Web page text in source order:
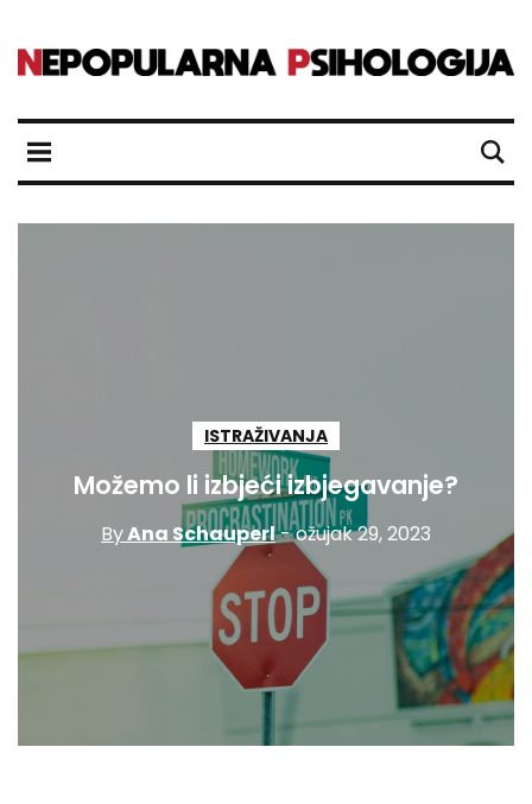
ISTRAŽIVANJA
Možemo li izbjeći izbjegavanje?
ByAna Schauperl- ožujak 29, 2023